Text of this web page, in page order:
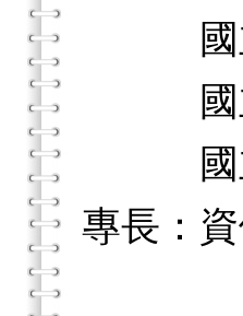
國立
國立
國立
專長：